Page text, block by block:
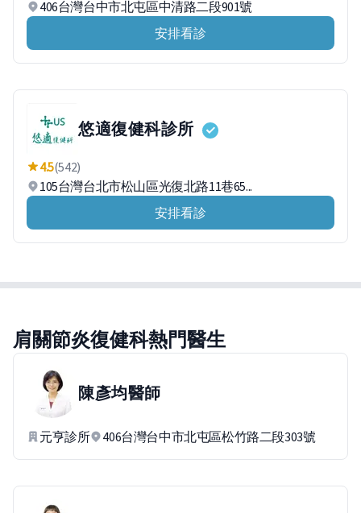
406台灣台中市北屯區中清路二段901號
安排看診
悠適復健科診所
4.5(542)
105台灣台北市松山區光復北路11巷65...
安排看診
肩關節炎復健科熱門醫生
陳彥均醫師
元亨診所 406台灣台中市北屯區松竹路二段303號